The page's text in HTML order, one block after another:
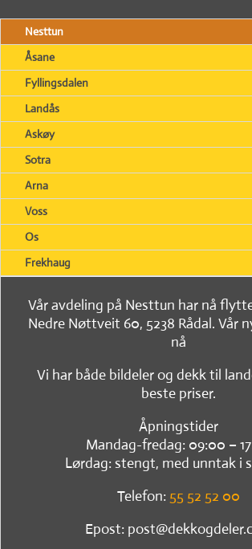
Nesttun
Åsane
Fyllingsdalen
Landås
Askøy
Sotra
Arna
Voss
Os
Frekhaug
Vår avdeling på Nesttun har nå
Nedre Nøttveit 60, 5238 Rådal. Vår
nå
Vi har både bildeler og dekk til
beste priser.
Åpningstider
Mandag-fredag: 09:00 –
Lørdag: stengt, med unntak i
Telefon: 55 52 52 00
Epost: